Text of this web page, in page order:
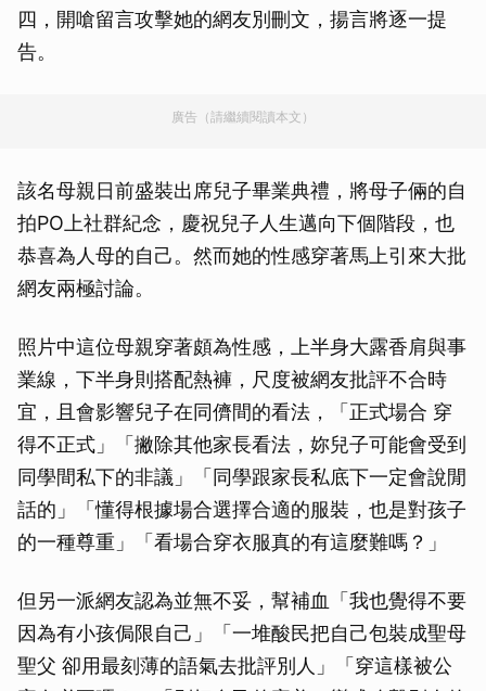
四，開嗆留言攻擊她的網友別刪文，揚言將逐一提
告。
廣告（請繼續閱讀本文）
該名母親日前盛裝出席兒子畢業典禮，將母子倆的自
拍PO上社群紀念，慶祝兒子人生邁向下個階段，也
恭喜為人母的自己。然而她的性感穿著馬上引來大批
網友兩極討論。
照片中這位母親穿著頗為性感，上半身大露香肩與事
業線，下半身則搭配熱褲，尺度被網友批評不合時
宜，且會影響兒子在同儕間的看法，「正式場合 穿
得不正式」「撇除其他家長看法，妳兒子可能會受到
同學間私下的非議」「同學跟家長私底下一定會說閒
話的」「懂得根據場合選擇合適的服裝，也是對孩子
的一種尊重」「看場合穿衣服真的有這麼難嗎？」
但另一派網友認為並無不妥，幫補血「我也覺得不要
因為有小孩侷限自己」「一堆酸民把自己包裝成聖母
聖父 卻用最刻薄的語氣去批評別人」「穿這樣被公